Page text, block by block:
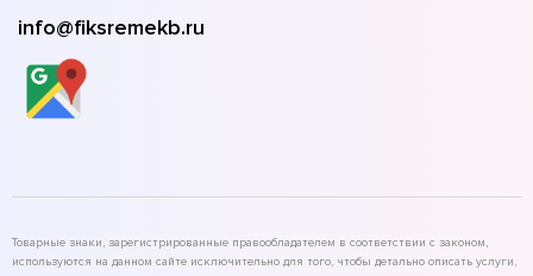
info@fiksremekb.ru
Товарные знаки, зарегистрированные правообладателем в соответствии с законом,
используются на данном сайте исключительно для того, чтобы детально описать услуги,